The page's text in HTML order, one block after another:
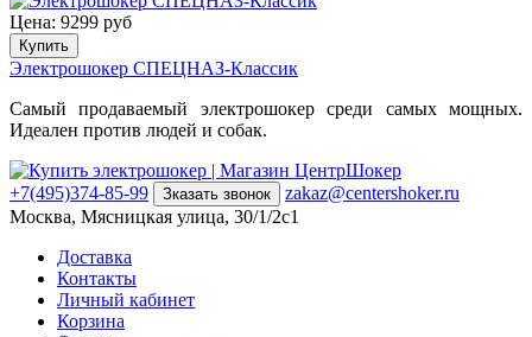
Цена: 9299 руб
Купить
Электрошокер СПЕЦНАЗ-Классик
Самый продаваемый электрошокер среди самых мощных.
Идеален против людей и собак.
+7(495)374-85-99 Зказать звонок
zakaz@centershoker.ru
Москва, Мясницкая улица, 30/1/2с1
Доставка
Контакты
Личный кабинет
Корзина